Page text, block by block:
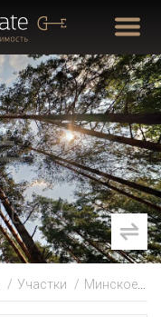
Участки Минское